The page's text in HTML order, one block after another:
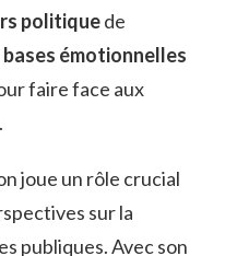
politiquede
bases émotionnelles
faire face aux
joue un rôle crucial
sur la
publiques. Avec son